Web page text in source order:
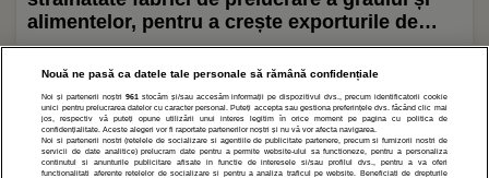
alimentelor, pentru a crește exporturile de
cereale
1 2 3 »
Nouă ne pasă ca datele tale personale să rămână confidențiale
Noi și partenerii noștri 961 stocăm și/sau accesăm informații pe dispozitivul dvs., precum identificatorii cookie
unici pentru prelucrarea datelor cu caracter personal. Puteți accepta sau gestiona preferințele dvs. făcând clic mai
jos, respectiv vă puteți opune utilizării unui interes legitim în orice moment pe pagina cu politica de
confidențialitate. Aceste alegeri vor fi raportate partenerilor noștri și nu vă vor afecta navigarea.
Noi si partenerii nostri (retelele de socializare si agentiile de publicitate partenere, precum si furnizorii nostri de
servicii de date analitice) prelucram date pentru a permite website-ului sa functioneze, pentru a personaliza
continutul si anunturile publicitare afisate in functie de interesele si/sau profilul dvs., pentru a va oferi
functionalitati aferente retelelor de socializare si pentru a analiza traficul pe website. Beneficiati de drepturile